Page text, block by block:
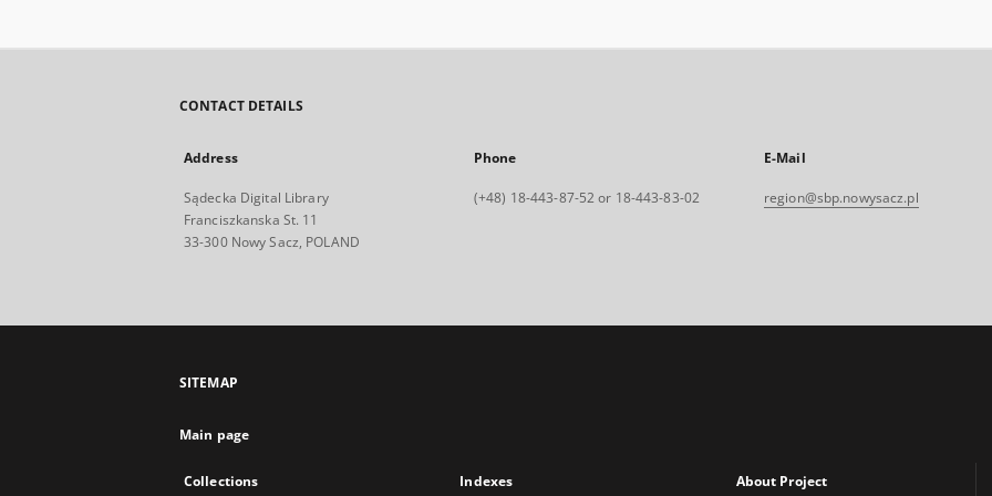
CONTACT DETAILS
Address
Sądecka Digital Library
Franciszkanska St. 11
33-300 Nowy Sacz, POLAND
Phone
(+48) 18-443-87-52 or 18-443-83-02
E-Mail
region@sbp.nowysacz.pl
SITEMAP
Main page
Collections Indexes About Project